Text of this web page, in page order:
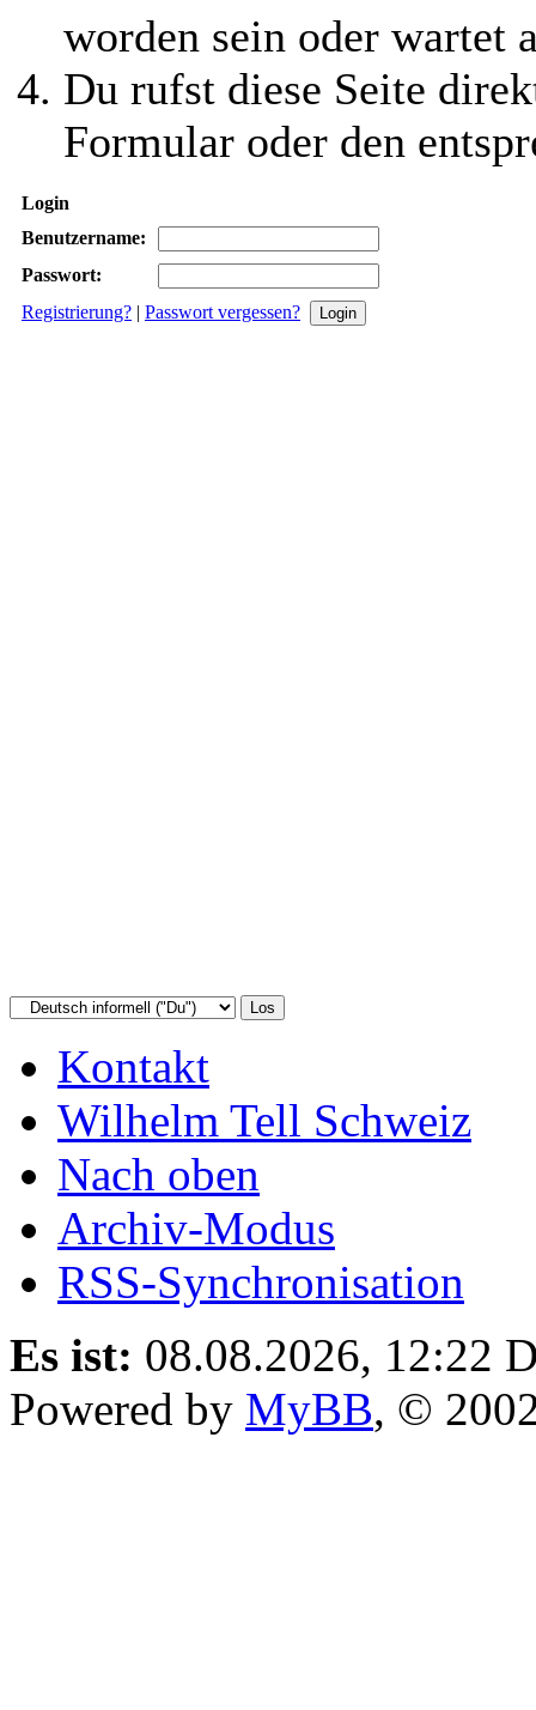
worden sein oder wartet
Du rufst diese Seite
Formular oder den
Login
Benutzername:
Passwort:
Registrierung? | Passwort vergessen?
Kontakt
Wilhelm Tell Schweiz
Nach oben
Archiv-Modus
RSS-Synchronisation
Es ist: 08.08.2026, 12:22
Powered by MyBB, ©